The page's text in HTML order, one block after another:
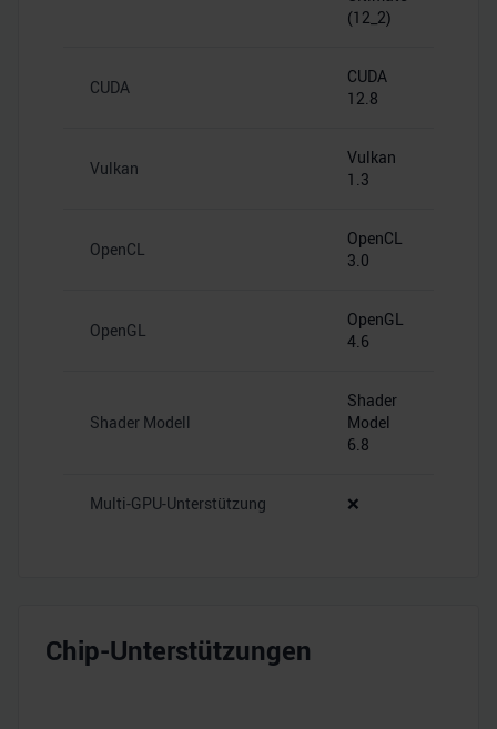
(12_2)
CUDA
CUDA
12.8
Vulkan
Vulkan
1.3
OpenCL
OpenCL
3.0
OpenGL
OpenGL
4.6
Shader Modell
Shader
Model
6.8
Multi-GPU-Unterstützung ❌
Chip-Unterstützungen